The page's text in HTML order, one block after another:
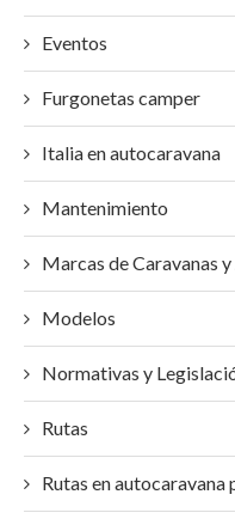
Eventos
Furgonetas camper
Italia en autocaravana
Mantenimiento
Marcas de Caravanas
Modelos
Normativas y
Rutas
Rutas en